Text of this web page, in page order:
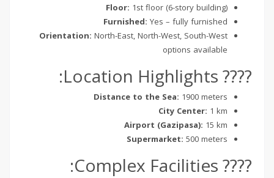
Floor: 1st floor (6-story building)
Furnished: Yes – fully furnished
Orientation: North-East, North-West, South-West
options available
???? Location Highlights:
Distance to the Sea: 1900 meters
City Center: 1 km
Airport (Gazipasa): 15 km
Supermarket: 500 meters
???? Complex Facilities: